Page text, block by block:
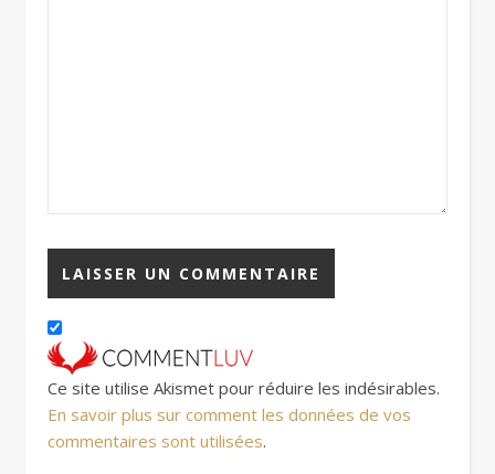
Ce site utilise Akismet pour réduire les indésirables.
En savoir plus sur comment les données de vos
commentaires sont utilisées.